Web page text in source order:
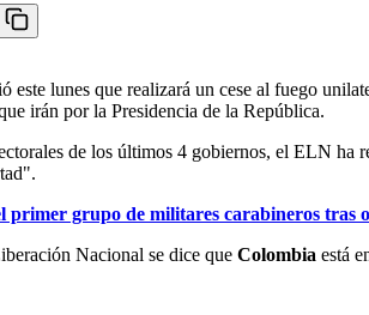
este lunes que realizará un cese al fuego
irán por la Presidencia de la República.
de los últimos 4 gobiernos, el ELN ha
primer grupo de militares carabineros tras
Nacional se dice que Colombia está